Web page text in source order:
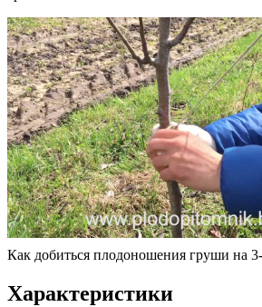
Как добиться плодоношения груши на
Характеристики